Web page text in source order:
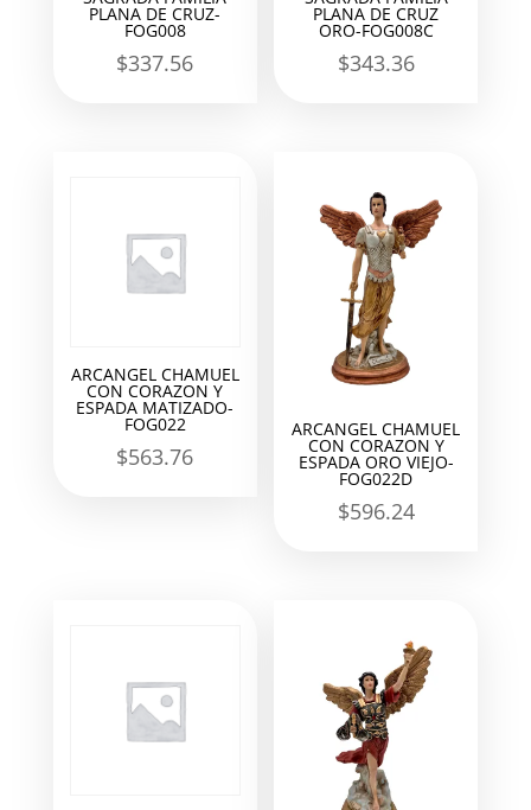
PLANA DE CRUZ-
FOG008
$337.56
PLANA DE CRUZ
ORO-FOG008C
$343.36
ARCANGEL CHAMUEL
CON CORAZON Y
ESPADA MATIZADO-
FOG022
$563.76
ARCANGEL CHAMUEL
CON CORAZON Y
ESPADA ORO VIEJO-
FOG022D
$596.24